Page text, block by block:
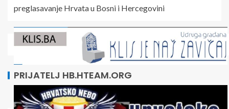
preglasavanje Hrvata u Bosni i Hercegovini
PRIJATELJ HB.HTEAM.ORG